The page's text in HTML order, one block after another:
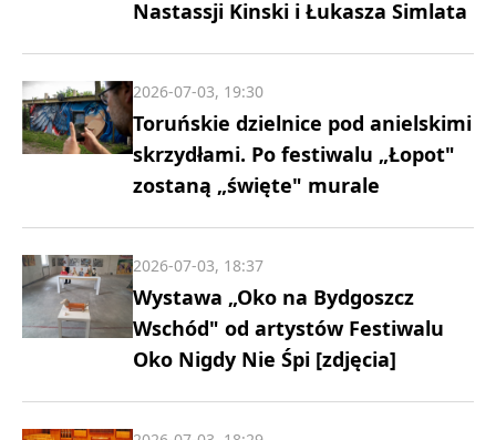
Nastassji Kinski i Łukasza Simlata
Toruńskie dzielnice pod anielskimi
skrzydłami. Po festiwalu „Łopot"
zostaną „święte" murale
2026-07-03, 19:30
Wystawa „Oko na Bydgoszcz
Wschód" od artystów Festiwalu
Oko Nigdy Nie Śpi [zdjęcia]
2026-07-03, 18:37